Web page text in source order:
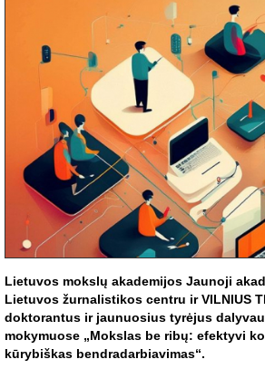
Profesinių mokyklų sritis
Lietuvos mokslų akademijos Jaunoji
Lietuvos žurnalistikos centru ir VILNIUS
doktorantus ir jaunuosius tyrėjus
mokymuose „Mokslas be ribų: efektyvi
kūrybiškas bendradarbiavimas“.